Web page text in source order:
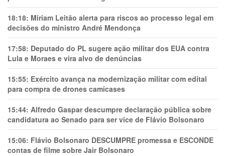
18:18: Míriam Leitão alerta para riscos ao processo legal em
decisões do ministro André Mendonça
17:58: Deputado do PL sugere ação militar dos EUA contra
Lula e Moraes e vira alvo de denúncias
15:55: Exército avança na modernização militar com edital
para compra de drones camicases
15:44: Alfredo Gaspar descumpre declaração pública sobre
candidatura ao Senado para ser vice de Flávio Bolsonaro
15:06: Flávio Bolsonaro DESCUMPRE promessa e ESCONDE
contas de filme sobre Jair Bolsonaro